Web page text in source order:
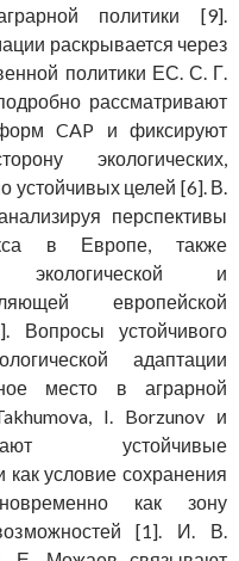
политики [9].
раскрывается через
политики ЕС. С. Г.
рассматривают
CAP и фиксируют
экологических,
устойчивых целей [6]. В.
перспективы
в Европе, также
экологической и
европейской
Вопросы устойчивого
адаптации
место в аграрной
I. Borzunov и
устойчивые
как условие сохранения
как зону
[1]. И. В.